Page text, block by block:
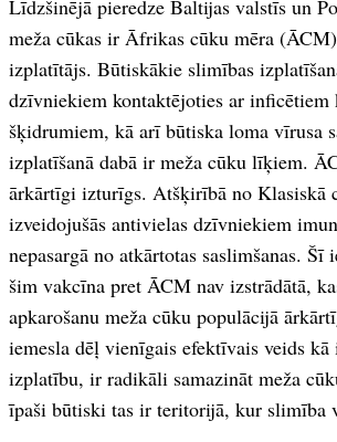
Līdzšinējā pieredze Baltijas valstīs un
meža cūkas ir Āfrikas cūku mēra
izplatītājs. Būtiskākie slimības
dzīvniekiem kontaktējoties ar inficētiem
šķidrumiem, kā arī būtiska loma vīrusa
izplatīšanā dabā ir meža cūku līķiem.
ārkārtīgi izturīgs. Atšķirībā no Klasiskā
izveidojušās antivielas dzīvniekiem
nepasargā no atkārtotas saslimšanas. Šī
šim vakcīna pret ĀCM nav izstrādātā,
apkarošanu meža cūku populācijā
iemesla dēļ vienīgais efektīvais veids
izplatību, ir radikāli samazināt meža
īpaši būtiski tas ir teritorijā, kur slimība